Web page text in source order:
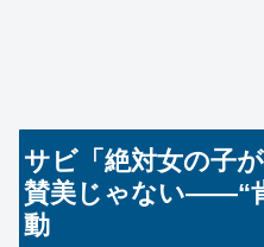
サビ「絶対女の子
賛美じゃない——“
動